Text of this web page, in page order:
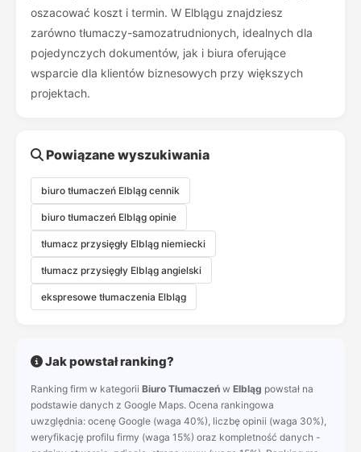
oszacować koszt i termin. W Elblągu znajdziesz
zarówno tłumaczy-samozatrudnionych, idealnych dla
pojedynczych dokumentów, jak i biura oferujące
wsparcie dla klientów biznesowych przy większych
projektach.
Powiązane wyszukiwania
biuro tłumaczeń Elbląg cennik
biuro tłumaczeń Elbląg opinie
tłumacz przysięgły Elbląg niemiecki
tłumacz przysięgły Elbląg angielski
ekspresowe tłumaczenia Elbląg
Jak powstał ranking?
Ranking firm w kategorii Biuro Tłumaczeń w Elbląg powstał na
podstawie danych z Google Maps. Ocena rankingowa
uwzględnia: ocenę Google (waga 40%), liczbę opinii (waga 30%),
weryfikację profilu firmy (waga 15%) oraz kompletność danych -